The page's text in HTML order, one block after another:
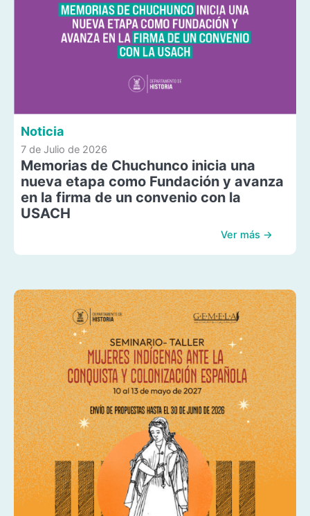
Noticia
7 de Julio de 2026
Memorias de Chuchunco inicia una
nueva etapa como Fundación y avanza
en la firma de un convenio con la
USACH
Ver más →